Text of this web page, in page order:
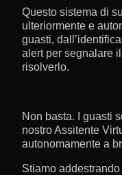
Questo sistema di
ulteriormente e
guasti,
alert per segnalare
risolverlo.
Non basta. I guasti
nostro Assitente
autonomamente a
Stiamo